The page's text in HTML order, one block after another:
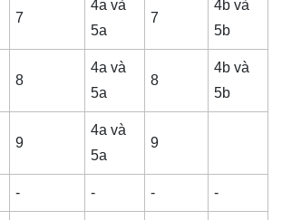
7
4a và
5a
7
4b và
5b
8
4a và
5a
8
4b và
5b
9
4a và
5a
9
- - - -